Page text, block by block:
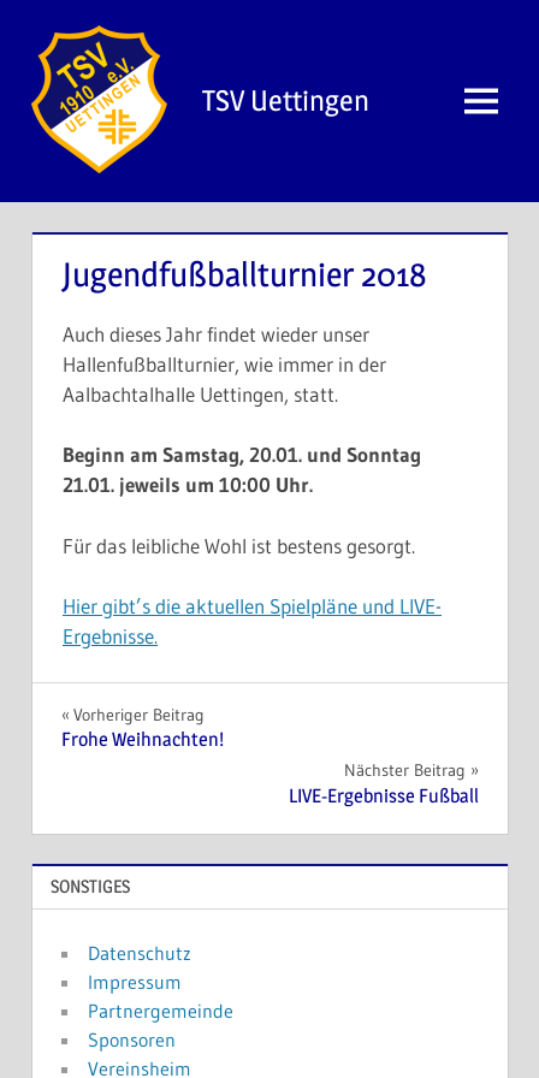
Inhalt
springen
TSV Uettingen Menü
Jugendfußballturnier 2018
Auch dieses Jahr findet wieder unser
Hallenfußballturnier, wie immer in der
Aalbachtalhalle Uettingen, statt.
Beginn am Samstag, 20.01. und Sonntag
21.01. jeweils um 10:00 Uhr.
Für das leibliche Wohl ist bestens gesorgt.
Hier gibt’s die aktuellen Spielpläne und LIVE-
Ergebnisse.
Beitragsnavigation
Vorheriger Beitrag
Frohe Weihnachten!
Nächster Beitrag
LIVE-Ergebnisse Fußball
SONSTIGES
Datenschutz
Impressum
Partnergemeinde
Sponsoren
Vereinsheim